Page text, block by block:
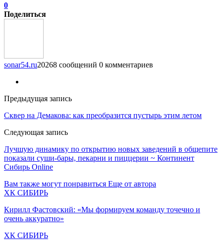
0
Поделиться
sonar54.ru20268 сообщений 0 комментариев
Предыдущая запись
Сквер на Демакова: как преобразится пустырь этим летом
Следующая запись
Лучшую динамику по открытию новых заведений в общепите
показали суши-бары, пекарни и пиццерии ~ Континент
Сибирь Online
Вам также могут понравиться Еще от автора
ХК СИБИРЬ
Кирилл Фастовский: «Мы формируем команду точечно и
очень аккуратно»
ХК СИБИРЬ